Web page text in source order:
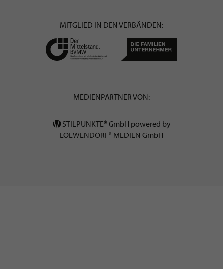
MITGLIED IN DEN VERBÄNDEN:
MEDIENPARTNER VON:
STILPUNKTE® GmbH powered by
LOEWENDORF® MEDIEN GmbH